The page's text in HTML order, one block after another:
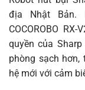
địa Nhật Bản.
COCOROBO
quyền của
phòng sạch
hệ mới với cảm